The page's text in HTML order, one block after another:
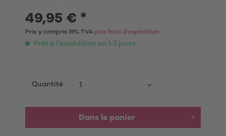
49,95 € *
Prix y compris 19% TVA plus frais d’expédition
Prêt à l’expédition en 1-2 jours
Quantité
Dans le panier